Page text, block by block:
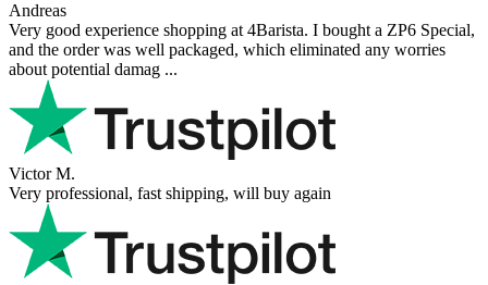
Andreas
Very good experience shopping at 4Barista. I bought a ZP6 Special,
and the order was well packaged, which eliminated any worries
about potential damag ...
Victor M.
Very professional, fast shipping, will buy again